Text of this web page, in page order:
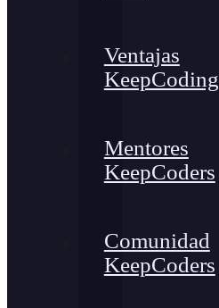
Ventajas
KeepCoding
Mentores
KeepCoders
Comunidad
KeepCoders